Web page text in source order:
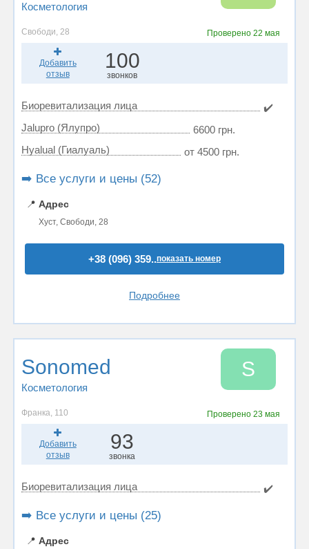
Косметология
Свободи, 28 Проверено 22 мая
Добавить
отзыв
100
звонков
Биоревитализация лица
✔️
Jalupro (Ялупро)
6600 грн.
Hyalual (Гиалуаль)
от 4500 грн.
➡️ Все услуги и цены (52)
📍 Адрес
Хуст, Свободи, 28
+38 (096) 359..показать номер
Подробнее
Sonomed
Косметология
S
Франка, 110 Проверено 23 мая
Добавить
отзыв
93
звонка
Биоревитализация лица ✔️
➡️ Все услуги и цены (25)
📍 Адрес